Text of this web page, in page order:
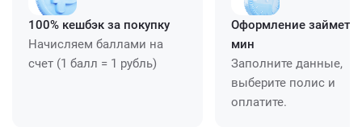
100% кешбэк за покупку
Начисляем баллами на
счет (1 балл = 1 рубль)
Оформление займет
мин
Заполните данные,
выберите полис и
оплатите.